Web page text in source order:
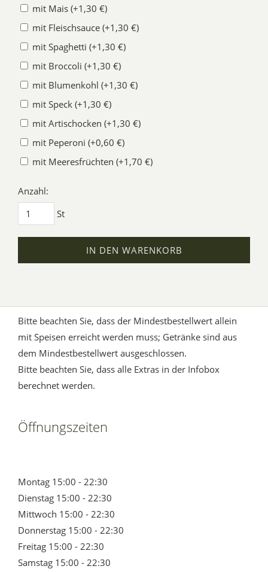
mit Mais (+1,30 €)
mit Fleischsauce (+1,30 €)
mit Spaghetti (+1,30 €)
mit Broccoli (+1,30 €)
mit Blumenkohl (+1,30 €)
mit Speck (+1,30 €)
mit Artischocken (+1,30 €)
mit Peperoni (+0,60 €)
mit Meeresfrüchten (+1,70 €)
Anzahl:
St
IN DEN WARENKORB
Bitte beachten Sie, dass der Mindestbestellwert allein
mit Speisen erreicht werden muss; Getränke sind aus
dem Mindestbestellwert ausgeschlossen.
Bitte beachten Sie, dass alle Extras in der Infobox
berechnet werden.
Öffnungszeiten
Montag 15:00 - 22:30
Dienstag 15:00 - 22:30
Mittwoch 15:00 - 22:30
Donnerstag 15:00 - 22:30
Freitag 15:00 - 22:30
Samstag 15:00 - 22:30